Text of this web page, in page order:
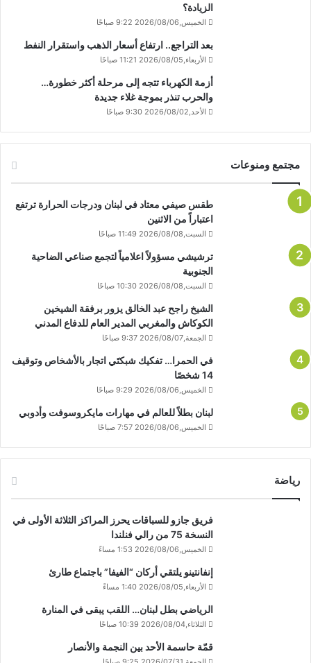
الزيادة؟
الخميس,2026/08/06 9:22 صباحًا
بعد التراجع.. ارتفاع أسعار الذهب واستقرار النفط
الأربعاء,2026/08/05 11:21 صباحًا
أزمة الكهرباء تتجه إلى مرحلة أكثر خطورة…
والحرب تنذر بموجة غلاء جديدة
الأحد,2026/08/02 9:30 صباحًا
مجتمع ومنوعات
طقس صيفي معتاد في لبنان ودرجات الحرارة ترتفع
اعتباراً من الاثنين
السبت,2026/08/08 11:49 صباحًا
ترشيشي مسؤولاً اعلامياً لتجمع صناعي الضاحية
الجنوبية
السبت,2026/08/08 10:30 صباحًا
الشيخ راجح عبد الخالق يزور برفقة الشيخين
الكوكاش والمغربي المدير العام للدفاع المدني
الجمعة,2026/08/07 9:37 صباحًا
في الحمرا… تفكيك شبكتَي اتجار بالأشخاص وتوقيف
14 شخصًا
الخميس,2026/08/06 9:29 صباحًا
لبنان بطلاً للعالم في مهارات مايكروسوفت وأدوبي
الخميس,2026/08/06 7:57 صباحًا
رياضة
فريق جازو للسباقات يحرز المراكز الثلاثة الأولى في
النسخة 75 من رالي فنلندا
الخميس,2026/08/06 1:53 مساءً
إنفانتينو يلتقي أركان “الفيفا” باجتماع طارئ
الأربعاء,2026/08/05 1:40 مساءً
الرياضي بطل لبنان… اللقب يبقى في المنارة
الثلاثاء,2026/08/04 10:39 صباحًا
قمّة حاسمة الأحد بين النجمة والأنصار